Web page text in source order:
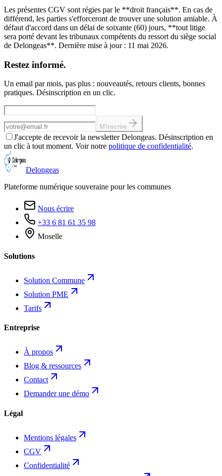
Les présentes CGV sont régies par le **droit français**. En cas de
différend, les parties s'efforceront de trouver une solution amiable. À
défaut d'accord dans un délai de soixante (60) jours, **tout litige
sera porté devant les tribunaux compétents du ressort du siège social
de Delongeas**. Dernière mise à jour : 11 mai 2026.
Restez informé.
Un email par mois, pas plus : nouveautés, retours clients, bonnes
pratiques. Désinscription en un clic.
M'inscrire
J'accepte de recevoir la newsletter Delongeas. Désinscription en
un clic à tout moment. Voir notre politique de confidentialité.
Delongeas
Plateforme numérique souveraine pour les communes
Nous écrire
+33 6 81 61 35 98
Moselle
Solutions
Solution Commune
Solution PME
Tarifs
Entreprise
À propos
Blog & ressources
Contact
Demander une démo
Légal
Mentions légales
CGV
Confidentialité